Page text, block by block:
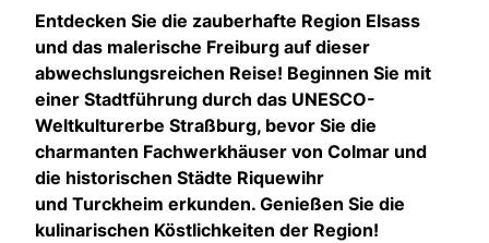
Entdecken Sie die zauberhafte Region Elsass
und das malerische Freiburg auf dieser
abwechslungsreichen Reise! Beginnen Sie mit
einer Stadtführung durch das UNESCO-
Weltkulturerbe Straßburg, bevor Sie die
charmanten Fachwerkhäuser von Colmar und
die historischen Städte Riquewihr
und Turckheim erkunden. Genießen Sie die
kulinarischen Köstlichkeiten der Region!